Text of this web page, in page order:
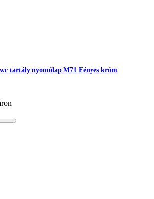
tartály nyomólap M71 Fényes króm